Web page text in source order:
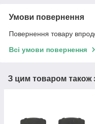
Умови повернення
Повернення товару
Всі умови повернення
З цим товаром також